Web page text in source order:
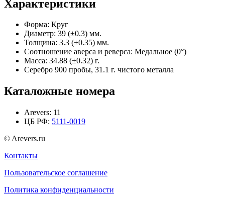
Характеристики
Форма: Круг
Диаметр: 39 (±0.3) мм.
Толщина: 3.3 (±0.35) мм.
Соотношение аверса и реверса: Медальное (0°)
Масса: 34.88 (±0.32) г.
Серебро 900 пробы, 31.1 г. чистого металла
Каталожные номера
Arevers: 11
ЦБ РФ: 5111-0019
© Arevers.ru
Контакты
Пользовательское соглашение
Политика конфиденциальности